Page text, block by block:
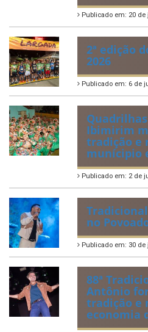
Publicado em: 20 de
2ª edição
2026
Publicado em: 6 de
Ibimirim
tradição e
munícipio
Publicado em: 2 de
no
Publicado em: 30 de
88ª
Antônio
tradição e
economia